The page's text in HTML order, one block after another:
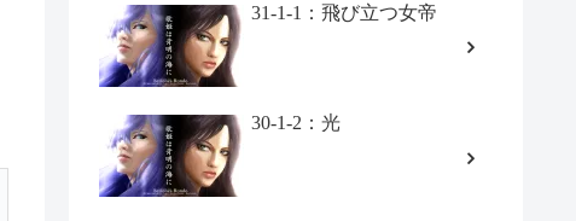
31-1-1：飛び立つ女帝
30-1-2：光